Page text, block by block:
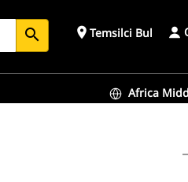
search place Temsilci Bul
Africa